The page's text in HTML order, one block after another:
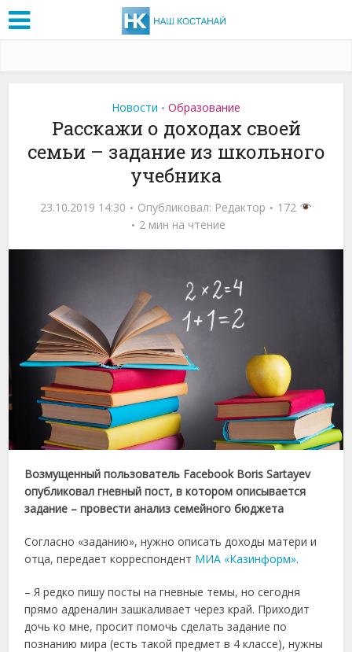
Новости • Образование
Расскажи о доходах своей
семьи – задание из школьного
учебника
23.10.2019 14:30 Опубликовал: Редактор
172
2 мин на чтение
Возмущенный пользователь Facebook Boris Sartayev
опубликовал гневный пост, в котором описывается
задание – провести анализ семейного бюджета
Согласно «заданию», нужно описать доходы матери и
отца, передает корреспондент МИА «Казинформ».
– Я редко пишу посты на гневные темы, но сегодня
прямо адреналин зашкаливает через край. Приходит
дочь ко мне, просит помочь сделать задание по
познанию мира (есть такой предмет в 4 классе), нужны